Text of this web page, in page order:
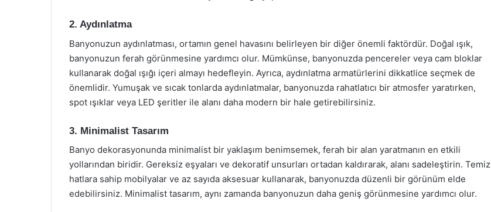
2. Aydınlatma
Banyonuzun aydınlatması, ortamın genel havasını belirleyen bir diğer önemli faktördür. Doğal ışık,
banyonuzun ferah görünmesine yardımcı olur. Mümkünse, banyonuzda pencereler veya cam bloklar
kullanarak doğal ışığı içeri almayı hedefleyin. Ayrıca, aydınlatma armatürlerini dikkatlice seçmek de
önemlidir. Yumuşak ve sıcak tonlarda aydınlatmalar, banyonuzda rahatlatıcı bir atmosfer yaratırken,
spot ışıklar veya LED şeritler ile alanı daha modern bir hale getirebilirsiniz.
3. Minimalist Tasarım
Banyo dekorasyonunda minimalist bir yaklaşım benimsemek, ferah bir alan yaratmanın en etkili
yollarından biridir. Gereksiz eşyaları ve dekoratif unsurları ortadan kaldırarak, alanı sadeleştirin. Temiz
hatlara sahip mobilyalar ve az sayıda aksesuar kullanarak, banyonuzda düzenli bir görünüm elde
edebilirsiniz. Minimalist tasarım, aynı zamanda banyonuzun daha geniş görünmesine yardımcı olur.